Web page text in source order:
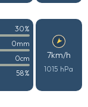
30%
0mm
0cm
58%
7km/h
1015 hPa